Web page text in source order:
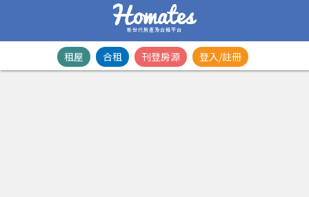
新世代房產及合租平台
租屋 合租 刊登房源 登入/註冊